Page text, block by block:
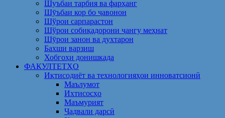
Шуъбаи тарбия ва фарҳанг
Шӯъбаи кор бо ҷавонон
Шўрои сарпарастон
Шўрои собиқадорони ҷангу меҳнат
Шӯрои занон ва духтарон
Бахши варзиш
Хобгоҳи донишкада
ФАКУЛТЕТҲО
Иқтисодиёт ва технологияҳои инноватсионӣ
Маълумот
Ихтисосҳо
Маъмурият
Ҷадвали дарсӣ